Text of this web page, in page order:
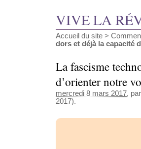
VIVE LA
Accueil du site >
dors et déjà la capacité
La fascisme
d’orienter notre
mercredi 8 mars 2017, par
2017).